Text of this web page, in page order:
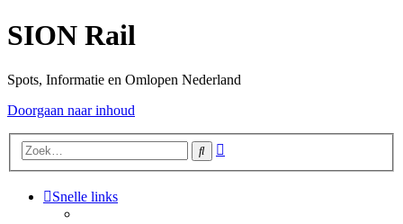
SION Rail
Spots, Informatie en Omlopen Nederland
Doorgaan naar inhoud
Zoek
Snelle links